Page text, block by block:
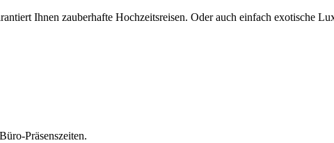
Ihnen zauberhafte Hochzeitsreisen. Oder auch einfach exotische
Präsenszeiten.